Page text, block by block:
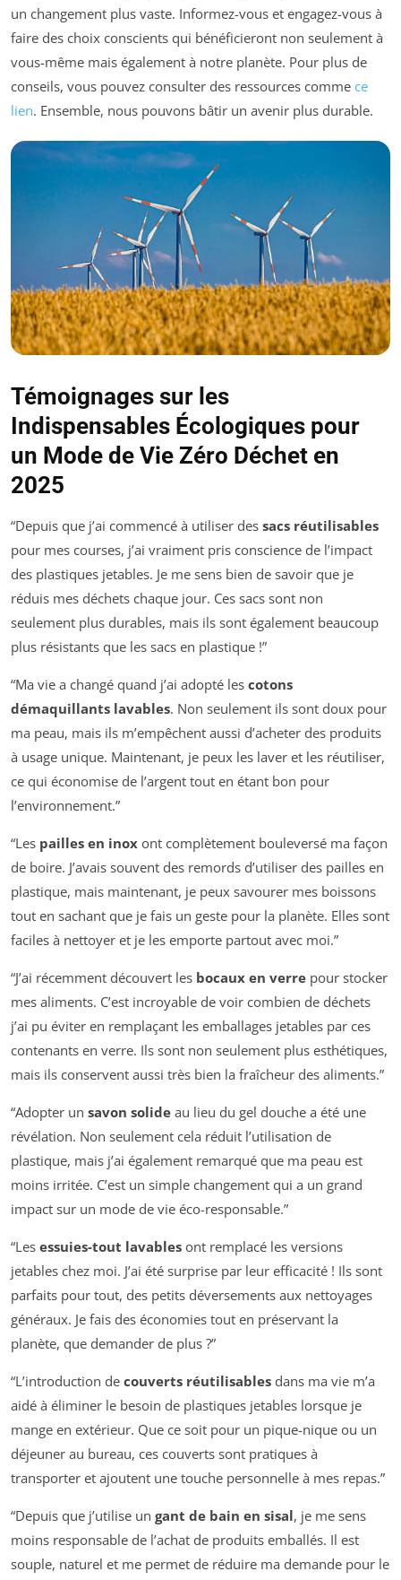
un changement plus vaste. Informez-vous et engagez-vous à
faire des choix conscients qui bénéficieront non seulement à
vous-même mais également à notre planète. Pour plus de
conseils, vous pouvez consulter des ressources comme ce
lien. Ensemble, nous pouvons bâtir un avenir plus durable.
Témoignages sur les
Indispensables Écologiques pour
un Mode de Vie Zéro Déchet en
2025
“Depuis que j’ai commencé à utiliser des sacs réutilisables
pour mes courses, j’ai vraiment pris conscience de l’impact
des plastiques jetables. Je me sens bien de savoir que je
réduis mes déchets chaque jour. Ces sacs sont non
seulement plus durables, mais ils sont également beaucoup
plus résistants que les sacs en plastique !”
“Ma vie a changé quand j’ai adopté les coto­ns
démaquillants lavables. Non seulement ils sont doux pour
ma peau, mais ils m’empêchent aussi d’acheter des produits
à usage unique. Maintenant, je peux les laver et les réutiliser,
ce qui économise de l’argent tout en étant bon pour
l’environnement.”
“Les pailles en inox ont complètement bouleversé ma façon
de boire. J’avais souvent des remords d’utiliser des pailles en
plastique, mais maintenant, je peux savourer mes boissons
tout en sachant que je fais un geste pour la planète. Elles sont
faciles à nettoyer et je les emporte partout avec moi.”
“J’ai récemment découvert les bocaux en verre pour stocker
mes aliments. C’est incroyable de voir combien de déchets
j’ai pu éviter en remplaçant les emballages jetables par ces
contenants en verre. Ils sont non seulement plus esthétiques,
mais ils conservent aussi très bien la fraîcheur des aliments.”
“Adopter un savon solide au lieu du gel douche a été une
révélation. Non seulement cela réduit l’utilisation de
plastique, mais j’ai également remarqué que ma peau est
moins irritée. C’est un simple changement qui a un grand
impact sur un mode de vie éco-responsable.”
“Les essuies-tout lavables ont remplacé les versions
jetables chez moi. J’ai été surprise par leur efficacité ! Ils sont
parfaits pour tout, des petits déversements aux nettoyages
généraux. Je fais des économies tout en préservant la
planète, que demander de plus ?”
“L’introduction de couverts réutilisables dans ma vie m’a
aidé à éliminer le besoin de plastiques jetables lorsque je
mange en extérieur. Que ce soit pour un pique-nique ou un
déjeuner au bureau, ces couverts sont pratiques à
transporter et ajoutent une touche personnelle à mes repas.”
“Depuis que j’utilise un gant de bain en sisal, je me sens
moins responsable de l’achat de produits emballés. Il est
souple, naturel et me permet de réduire ma demande pour le